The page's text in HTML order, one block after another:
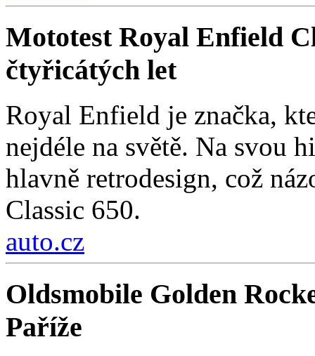
Mototest Royal Enfield
čtyřicátých let
Royal Enfield je značka,
nejdéle na světě. Na svou
hlavně retrodesign, což
Classic 650.
auto.cz
Oldsmobile Golden
Paříže